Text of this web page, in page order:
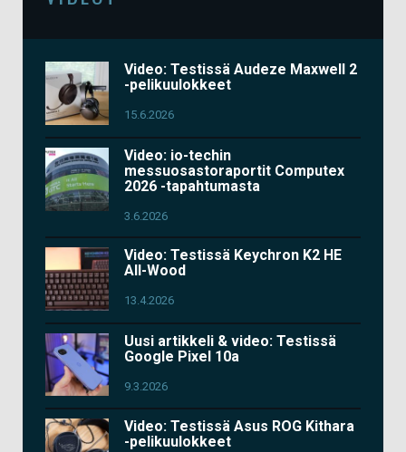
Video: Testissä Audeze Maxwell 2
-pelikuulokkeet
15.6.2026
Video: io-techin
messuosastoraportit Computex
2026 -tapahtumasta
3.6.2026
Video: Testissä Keychron K2 HE
All-Wood
13.4.2026
Uusi artikkeli & video: Testissä
Google Pixel 10a
9.3.2026
Video: Testissä Asus ROG Kithara
-pelikuulokkeet